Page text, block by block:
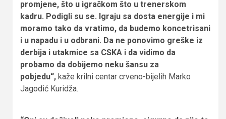
promjene, što u igračkom što u trenerskom
kadru. Podigli su se. Igraju sa dosta energije i mi
moramo tako da vratimo, da budemo koncetrisani
i u napadu i u odbrani. Da ne ponovimo greške iz
derbija i utakmice sa CSKA i da vidimo da
probamo da dobijemo neku šansu za
pobjedu“, kaže krilni centar crveno-bijelih Marko
Jagodić Kuridža.